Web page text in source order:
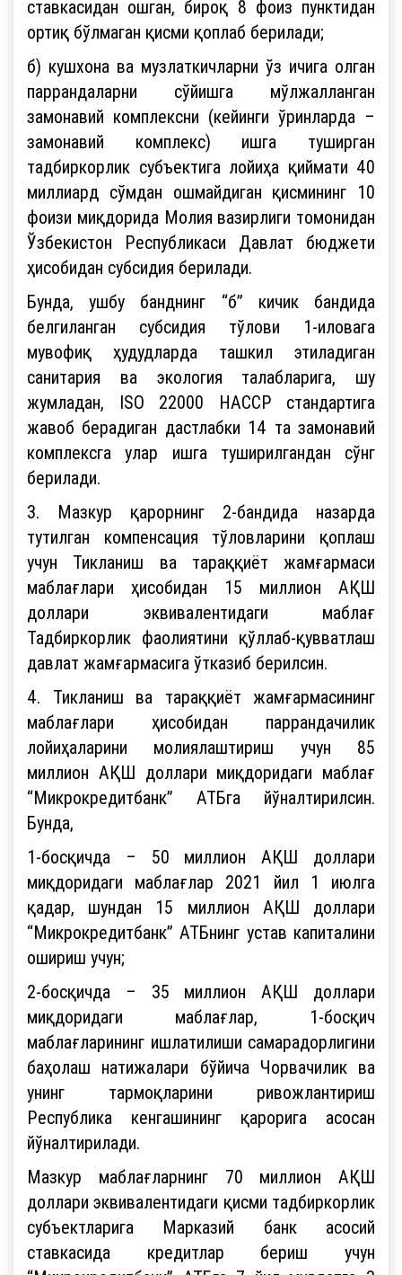
ставкасидан ошган, бироқ 8 фоиз пунктидан
ортиқ бўлмаган қисми қоплаб берилади;
б) кушхона ва музлаткичларни ўз ичига олган
паррандаларни сўйишга мўлжалланган
замонавий комплексни (кейинги ўринларда –
замонавий комплекс) ишга туширган
тадбиркорлик субъектига лойиҳа қиймати 40
миллиард сўмдан ошмайдиган қисмининг 10
фоизи миқдорида Молия вазирлиги томонидан
Ўзбекистон Республикаси Давлат бюджети
ҳисобидан субсидия берилади.
Бунда, ушбу банднинг “б” кичик бандида
белгиланган субсидия тўлови 1-иловага
мувофиқ ҳудудларда ташкил этиладиган
санитария ва экология талабларига, шу
жумладан, ISO 22000 HACCP стандартига
жавоб берадиган дастлабки 14 та замонавий
комплексга улар ишга туширилгандан сўнг
берилади.
3. Мазкур қарорнинг 2-бандида назарда
тутилган компенсация тўловларини қоплаш
учун Тикланиш ва тараққиёт жамғармаси
маблағлари ҳисобидан 15 миллион АҚШ
доллари эквивалентидаги маблағ
Тадбиркорлик фаолиятини қўллаб-қувватлаш
давлат жамғармасига ўтказиб берилсин.
4. Тикланиш ва тараққиёт жамғармасининг
маблағлари ҳисобидан паррандачилик
лойиҳаларини молиялаштириш учун 85
миллион АҚШ доллари миқдоридаги маблағ
“Микрокредитбанк” АТБга йўналтирилсин.
Бунда,
1-босқичда – 50 миллион АҚШ доллари
миқдоридаги маблағлар 2021 йил 1 июлга
қадар, шундан 15 миллион АҚШ доллари
“Микрокредитбанк” АТБнинг устав капиталини
ошириш учун;
2-босқичда – 35 миллион АҚШ доллари
миқдоридаги маблағлар, 1-босқич
маблағларининг ишлатилиши самарадорлигини
баҳолаш натижалари бўйича Чорвачилик ва
унинг тармоқларини ривожлантириш
Республика кенгашининг қарорига асосан
йўналтирилади.
Мазкур маблағларнинг 70 миллион АҚШ
доллари эквивалентидаги қисми тадбиркорлик
субъектларига Марказий банк асосий
ставкасида кредитлар бериш учун